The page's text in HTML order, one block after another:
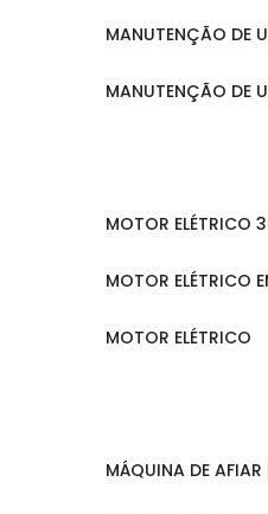
MANUTENÇÃO DE
MANUTENÇÃO DE
MOTOR ELÉTRICO
MOTOR ELÉTRICO
MOTOR ELÉTRICO
MÁQUINA DE